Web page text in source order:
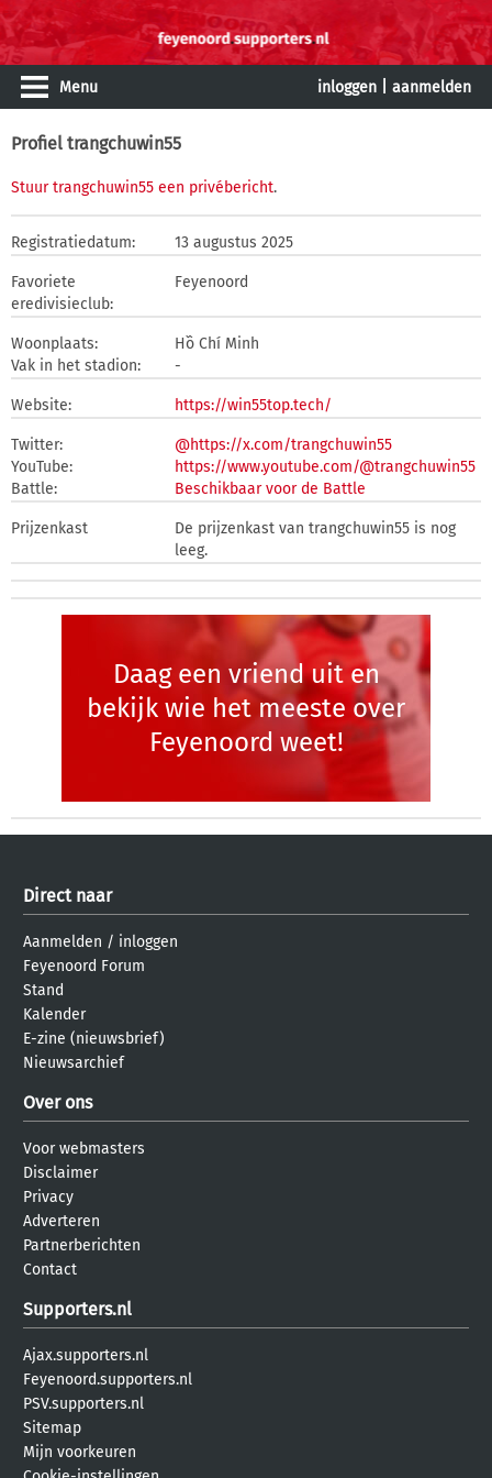
Menu inloggen aanmelden
Profiel trangchuwin55
Stuur trangchuwin55 een privébericht.
Registratiedatum: 13 augustus 2025
Favoriete
eredivisieclub:
Feyenoord
Woonplaats:
Hồ Chí Minh
Vak in het stadion:
-
Website: https://win55top.tech/
Twitter:
@https://x.com/trangchuwin55
YouTube:
https://www.youtube.com/@trangchuwin55
Battle:
Beschikbaar voor de Battle
Prijzenkast
De prijzenkast van trangchuwin55 is nog
leeg.
Daag een vriend uit en
bekijk wie het meeste over
Feyenoord weet!
Direct naar
Aanmelden / inloggen
Feyenoord Forum
Stand
Kalender
E-zine (nieuwsbrief)
Nieuwsarchief
Over ons
Voor webmasters
Disclaimer
Privacy
Adverteren
Partnerberichten
Contact
Supporters.nl
Ajax.supporters.nl
Feyenoord.supporters.nl
PSV.supporters.nl
Sitemap
Mijn voorkeuren